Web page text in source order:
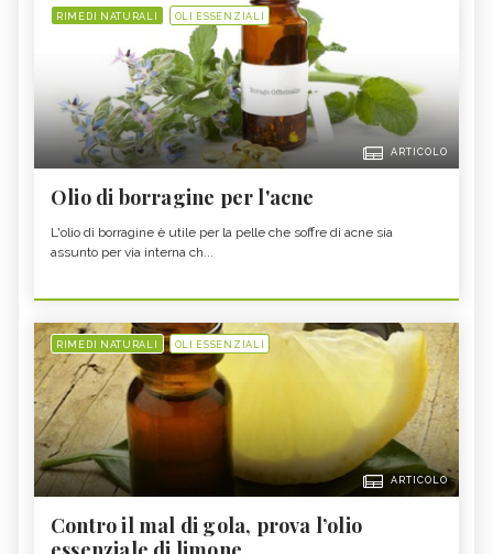
RIMEDI NATURALI OLI ESSENZIALI
ARTICOLO
Olio di borragine per l'acne
L'olio di borragine è utile per la pelle che soffre di acne sia
assunto per via interna ch...
RIMEDI NATURALI OLI ESSENZIALI
ARTICOLO
Contro il mal di gola, prova l’olio